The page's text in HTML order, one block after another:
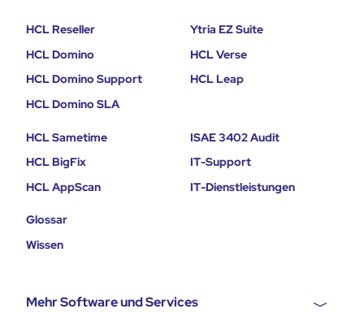
HCL Reseller
HCL Domino
HCL Domino Support
HCL Domino SLA
Ytria EZ Suite
HCL Verse
HCL Leap
HCL Sametime
HCL BigFix
HCL AppScan
ISAE 3402 Audit
IT-Support
IT-Dienstleistungen
Glossar
Wissen
Mehr Software und Services